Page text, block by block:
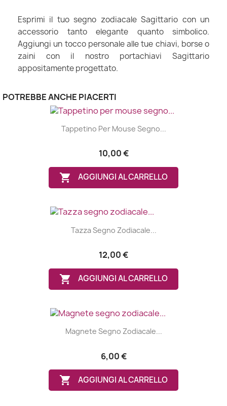
Esprimi il tuo segno zodiacale Sagittario con un
accessorio tanto elegante quanto simbolico.
Aggiungi un tocco personale alle tue chiavi, borse o
zaini con il nostro portachiavi Sagittario
appositamente progettato.
POTREBBE ANCHE PIACERTI
Tappetino Per Mouse Segno...
10,00 €
 AGGIUNGI AL CARRELLO
Tazza Segno Zodiacale...
12,00 €
 AGGIUNGI AL CARRELLO
Magnete Segno Zodiacale...
6,00 €
 AGGIUNGI AL CARRELLO